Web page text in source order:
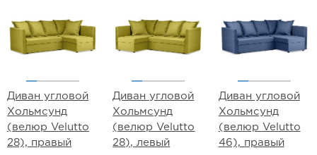
Диван угловой
Хольмсунд
(велюр Velutto
28), правый
Диван угловой
Хольмсунд
(велюр Velutto
28), левый
Диван угловой
Хольмсунд
(велюр Velutto
46), правый